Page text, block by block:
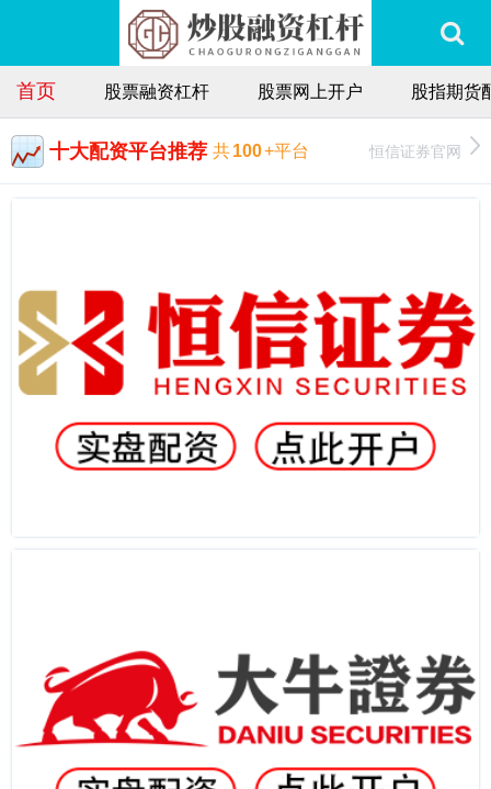
首页 股票融资杠杆 股票网上开户 股指期货
十大配资平台推荐 共100+平台 恒信证券官网